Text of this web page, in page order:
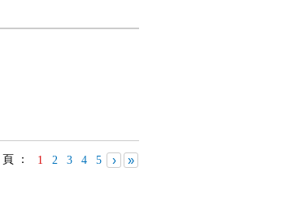
頁 ： 1 2 3 4 5 › »